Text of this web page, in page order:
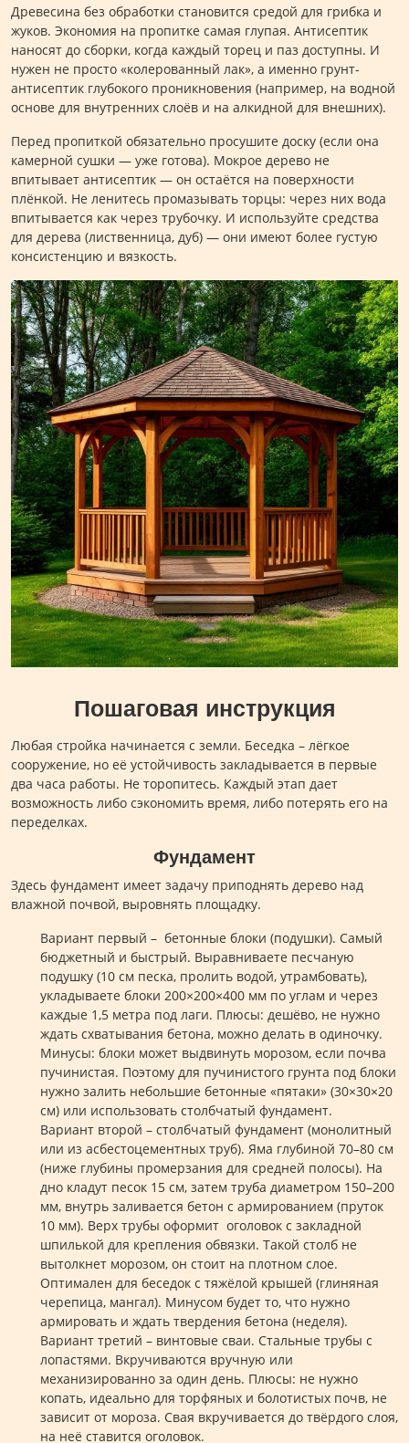
Древесина без обработки становится средой для грибка и
жуков. Экономия на пропитке самая глупая. Антисептик
наносят до сборки, когда каждый торец и паз доступны. И
нужен не просто «колерованный лак», а именно грунт-
антисептик глубокого проникновения (например, на водной
основе для внутренних слоёв и на алкидной для внешних).
Перед пропиткой обязательно просушите доску (если она
камерной сушки — уже готова). Мокрое дерево не
впитывает антисептик — он остаётся на поверхности
плёнкой. Не ленитесь промазывать торцы: через них вода
впитывается как через трубочку. И используйте средства
для дерева (лиственница, дуб) — они имеют более густую
консистенцию и вязкость.
Пошаговая инструкция
Любая стройка начинается с земли. Беседка – лёгкое
сооружение, но её устойчивость закладывается в первые
два часа работы. Не торопитесь. Каждый этап дает
возможность либо сэкономить время, либо потерять его на
переделках.
Фундамент
Здесь фундамент имеет задачу приподнять дерево над
влажной почвой, выровнять площадку.
Вариант первый – бетонные блоки (подушки). Самый
бюджетный и быстрый. Выравниваете песчаную
подушку (10 см песка, пролить водой, утрамбовать),
укладываете блоки 200×200×400 мм по углам и через
каждые 1,5 метра под лаги. Плюсы: дешёво, не нужно
ждать схватывания бетона, можно делать в одиночку.
Минусы: блоки может выдвинуть морозом, если почва
пучинистая. Поэтому для пучинистого грунта под блоки
нужно залить небольшие бетонные «пятаки» (30×30×20
см) или использовать столбчатый фундамент.
Вариант второй – столбчатый фундамент (монолитный
или из асбестоцементных труб). Яма глубиной 70–80 см
(ниже глубины промерзания для средней полосы). На
дно кладут песок 15 см, затем труба диаметром 150–200
мм, внутрь заливается бетон с армированием (пруток
10 мм). Верх трубы оформит оголовок с закладной
шпилькой для крепления обвязки. Такой столб не
вытолкнет морозом, он стоит на плотном слое.
Оптимален для беседок с тяжёлой крышей (глиняная
черепица, мангал). Минусом будет то, что нужно
армировать и ждать твердения бетона (неделя).
Вариант третий – винтовые сваи. Стальные трубы с
лопастями. Вкручиваются вручную или
механизированно за один день. Плюсы: не нужно
копать, идеально для торфяных и болотистых почв, не
зависит от мороза. Свая вкручивается до твёрдого слоя,
на неё ставится оголовок.